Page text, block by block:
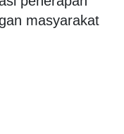
masyarakat